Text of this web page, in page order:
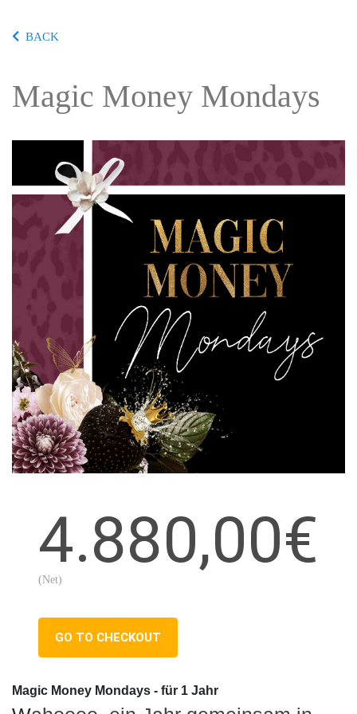
BACK
Magic Money Mondays
4.880,00€
(Net)
GO TO CHECKOUT
Magic Money Mondays - für 1 Jahr